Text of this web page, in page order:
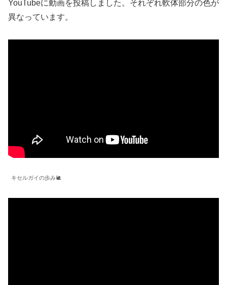
YouTubeに動画を投稿しました。それぞれ軟体部分の色が
異なっています。
キセルガイの歩み🐌